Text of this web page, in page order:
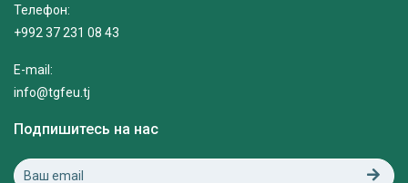
Телефон:
+992 37 231 08 43
E-mail:
info@tgfeu.tj
Подпишитесь на нас